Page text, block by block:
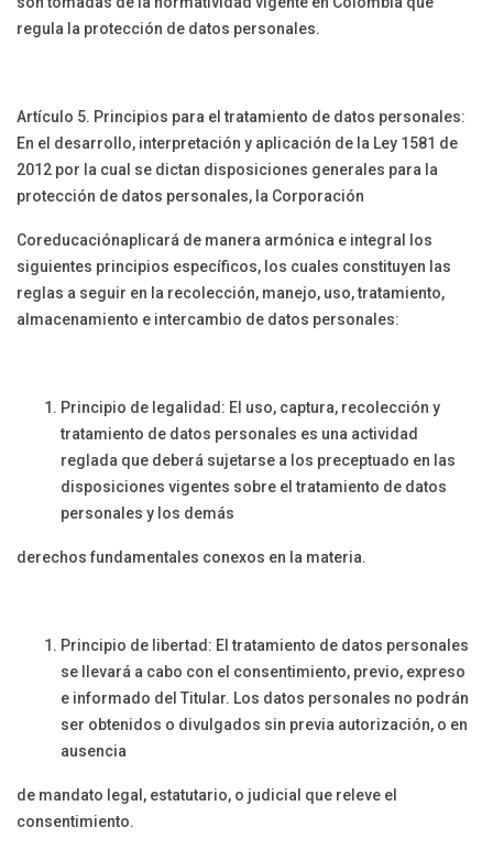
regula la protección de datos personales.
Artículo 5. Principios para el tratamiento de datos personales:
En el desarrollo, interpretación y aplicación de la Ley 1581 de
2012 por la cual se dictan disposiciones generales para la
protección de datos personales, la Corporación
Coreducaciónaplicará de manera armónica e integral los
siguientes principios específicos, los cuales constituyen las
reglas a seguir en la recolección, manejo, uso, tratamiento,
almacenamiento e intercambio de datos personales:
Principio de legalidad: El uso, captura, recolección y
tratamiento de datos personales es una actividad
reglada que deberá sujetarse a los preceptuado en las
disposiciones vigentes sobre el tratamiento de datos
personales y los demás
derechos fundamentales conexos en la materia.
Principio de libertad: El tratamiento de datos personales
se llevará a cabo con el consentimiento, previo, expreso
e informado del Titular. Los datos personales no podrán
ser obtenidos o divulgados sin previa autorización, o en
ausencia
de mandato legal, estatutario, o judicial que releve el
consentimiento.